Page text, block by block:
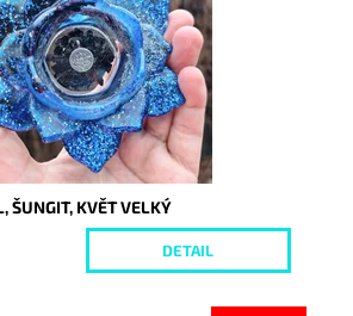
ŠUNGIT, KVĚT VELKÝ
DETAIL